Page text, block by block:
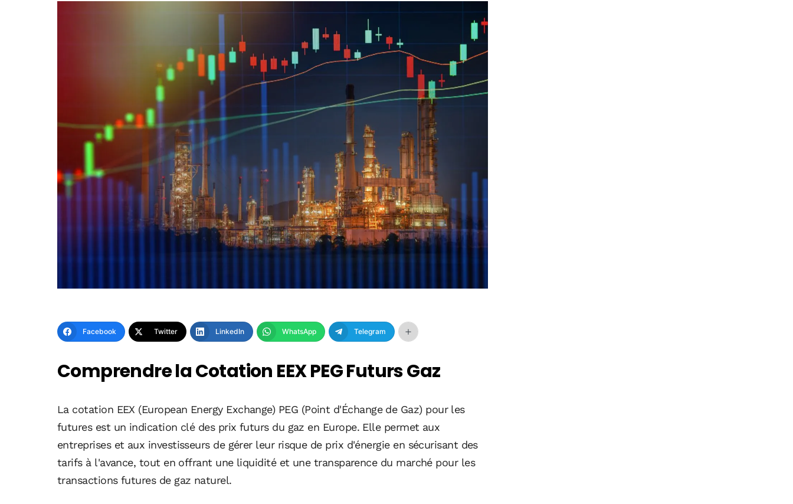
Facebook Twitter LinkedIn WhatsApp Telegram
Comprendre la Cotation EEX PEG Futurs Gaz
La cotation EEX (European Energy Exchange) PEG (Point d'Échange de Gaz) pour les
futures est un indication clé des prix futurs du gaz en Europe. Elle permet aux
entreprises et aux investisseurs de gérer leur risque de prix d'énergie en sécurisant des
tarifs à l'avance, tout en offrant une liquidité et une transparence du marché pour les
transactions futures de gaz naturel.